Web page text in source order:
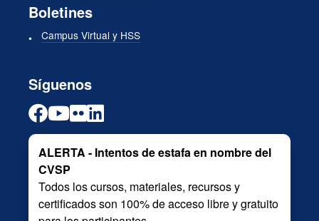
Boletines
Campus Virtual y HSS
Síguenos
ALERTA - Intentos de estafa en nombre del
CVSP
Todos los cursos, materiales, recursos y
certificados son 100% de acceso libre y gratuito